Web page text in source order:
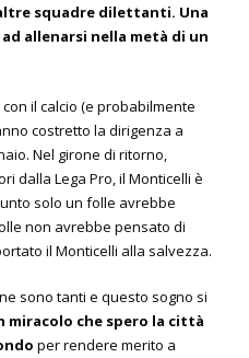
squadre dilettanti. Una
allenarsi nella metà di un
il calcio (e probabilmente
costretto la dirigenza a
Nel girone di ritorno,
dalla Lega Pro, il Monticelli è
solo un folle avrebbe
non avrebbe pensato di
il Monticelli alla salvezza.
sono tanti e questo sogno si
miracolo che spero la città
per rendere merito a